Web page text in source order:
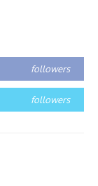
followers
followers